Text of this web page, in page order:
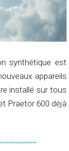
synthétique est
appareils
installé sur tous
Praetor 600 déjà